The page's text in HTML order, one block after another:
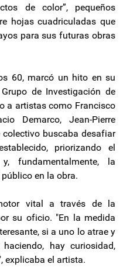
de color”, pequeños
hojas cuadriculadas que
para sus futuras obras
60, marcó un hito en su
de Investigación de
a artistas como Francisco
Demarco, Jean-Pierre
buscaba desafiar
priorizando el
fundamentalmente, la
en la obra.
vital a través de la
su oficio. "En la medida
si a uno lo atrae y
hay curiosidad,
explicaba el artista.